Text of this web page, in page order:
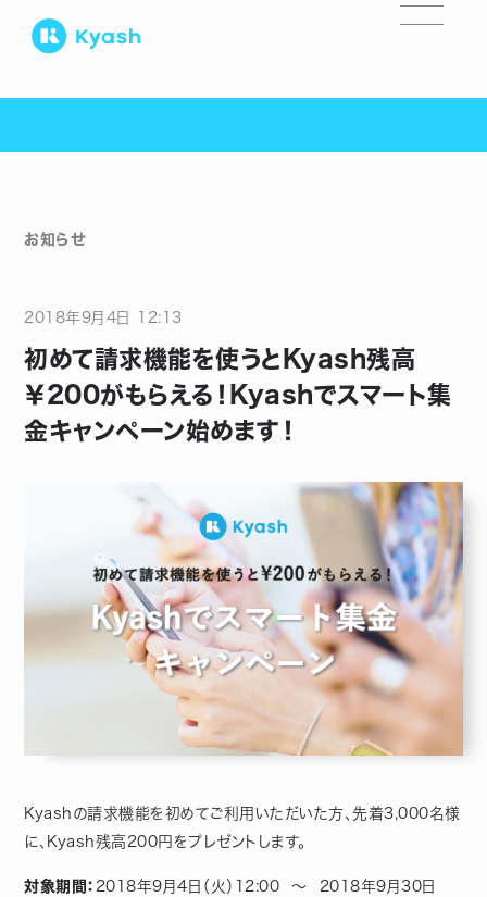
お知らせ
2018年9月 4日 12:13
初めて請求機能を使うとKyash残高
￥200がもらえる！Kyashでスマート集
金キャンペーン始めます！
Kyashの請求機能を初めてご利用いただいた方、先着3,000名様
に、Kyash残高200円をプレゼントします。
対象期間： 2018年9月4日（火）12:00 〜 2018年9月30日